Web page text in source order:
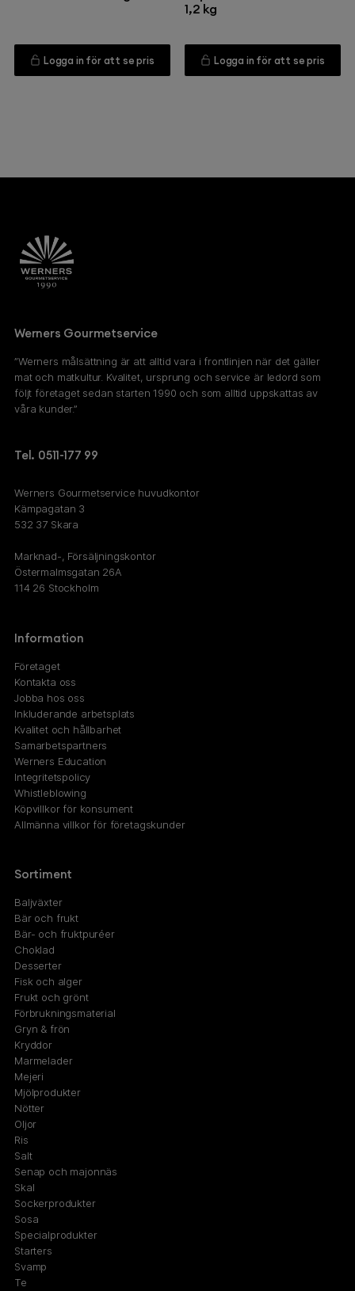
Logga in för att se pris
1,2 kg
Logga in för att se pris
Werners Gourmetservice
”Werners målsättning är att alltid vara i frontlinjen när det gäller
mat och matkultur. Kvalitet, ursprung och service är ledord som
följt företaget sedan starten 1990 och som alltid uppskattas av
våra kunder.”
Tel. 0511-177 99
Werners Gourmetservice huvudkontor
Kämpagatan 3
532 37 Skara
Marknad-, Försäljningskontor
Östermalmsgatan 26A
114 26 Stockholm
Information
Företaget
Kontakta oss
Jobba hos oss
Inkluderande arbetsplats
Kvalitet och hållbarhet
Samarbetspartners
Werners Education
Integritetspolicy
Whistleblowing
Köpvillkor för konsument
Allmänna villkor för företagskunder
Sortiment
Baljväxter
Bär och frukt
Bär- och fruktpuréer
Choklad
Desserter
Fisk och alger
Frukt och grönt
Förbrukningsmaterial
Gryn & frön
Kryddor
Marmelader
Mejeri
Mjölprodukter
Nötter
Oljor
Ris
Salt
Senap och majonnäs
Skal
Sockerprodukter
Sosa
Specialprodukter
Starters
Svamp
Te